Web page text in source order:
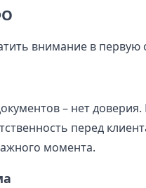
внимание в первую
– нет
перед
момента.